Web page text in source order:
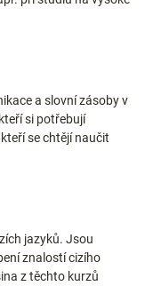
a slovní zásoby v
si potřebují
se chtějí naučit
jazyků. Jsou
znalostí cizího
z těchto kurzů